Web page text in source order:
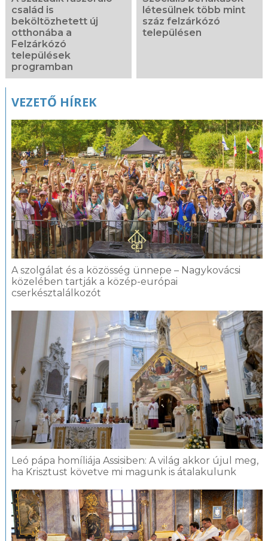
család is
beköltözhetett új
otthonába a
Felzárkózó
települések
programban
létesülnek több mint
száz felzárkózó
településen
VEZETŐ HÍREK
A szolgálat és a közösség ünnepe – Nagykovácsi
közelében tartják a közép-európai
cserkésztalálkozót
Leó pápa homíliája Assisiben: A világ akkor újul meg,
ha Krisztust követve mi magunk is átalakulunk